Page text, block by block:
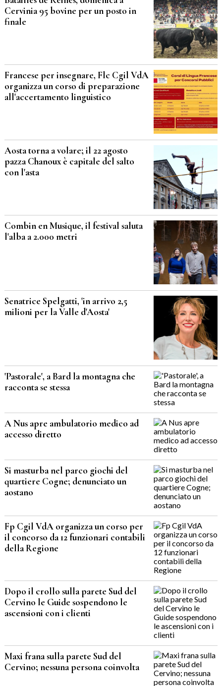
Cervinia 95 bovine per un posto in
finale
Francese per insegnare, Flc Cgil VdA
organizza un corso di preparazione
all'accertamento linguistico
Aosta torna a volare; il 22 agosto
pazza Chanoux è capitale del salto
con l'asta
Combin en Musique, il festival saluta
l'alba a 2.000 metri
Senatrice Spelgatti, 'in arrivo 2,5
milioni per la Valle d'Aosta'
'Pastorale', a Bard la montagna che
racconta se stessa
A Nus apre ambulatorio medico ad
accesso diretto
Si masturba nel parco giochi del
quartiere Cogne; denunciato un
aostano
Fp Cgil VdA organizza un corso per
il concorso da 12 funzionari contabili
della Regione
Dopo il crollo sulla parete Sud del
Cervino le Guide sospendono le
ascensioni con i clienti
Maxi frana sulla parete Sud del
Cervino; nessuna persona coinvolta